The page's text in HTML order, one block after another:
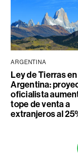
ARGENTINA
Ley de Tierras en
Argentina:
oficialista
tope de venta a
extranjeros al